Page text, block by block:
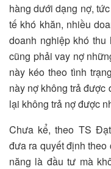
hàng dưới dạng nợ,
tế khó khăn, nhiều
doanh nghiệp khó
cũng phải vay nợ
này kéo theo tình
này nợ không trả
lại không trả nợ được
Chưa kể, theo TS
đưa ra quyết định
năng là đầu tư mà